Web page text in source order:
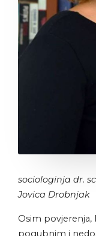
sociologinja dr.
Jovica Drobnjak
Osim povjerenja,
pogubnim i